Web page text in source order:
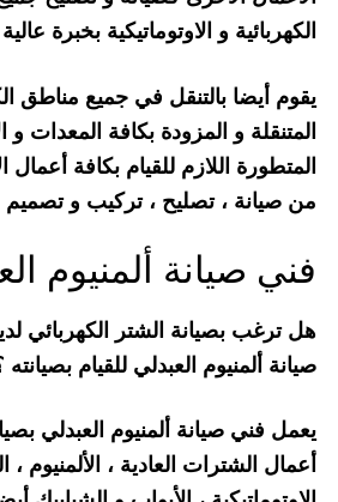
الكهربائية و الاوتوماتيكية بخبرة
يقوم أيضا بالتنقل في جميع مناطق
المتنقلة و المزودة بكافة المعدات و
المتطورة اللازم للقيام بكافة أعمال
من صيانة ، تصليح ، تركيب و تصميم
فني صيانة ألمنيوم
هل ترغب بصيانة الشتر الكهربائي
صيانة ألمنيوم العبدلي للقيام بصيانته
يعمل فني صيانة ألمنيوم العبدلي
أعمال الشترات العادية ، الألمنيوم ،